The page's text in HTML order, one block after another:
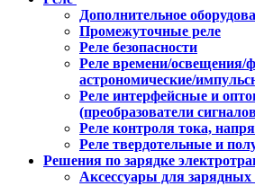
Дополнительное
Промежуточные реле
Реле безопасности
Реле времени/освещения/
астрономические/
Реле интерфейсные и
(преобразователи
Реле контроля тока,
Реле твердотельные и
Решения по зарядке
Аксессуары для зарядных